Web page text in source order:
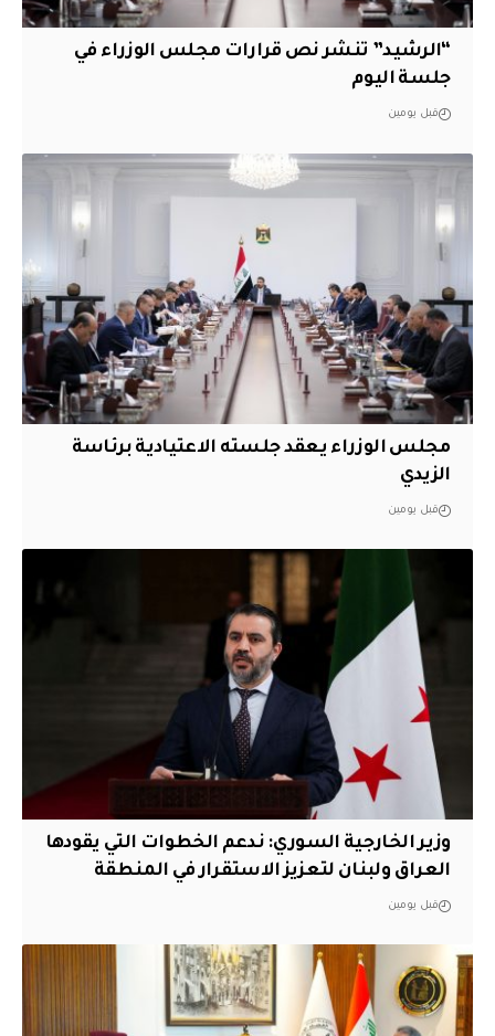
“الرشيد” تنشر نص قرارات مجلس الوزراء في
جلسة اليوم
قبل يومين
مجلس الوزراء يعقد جلسته الاعتيادية برئاسة
الزيدي
قبل يومين
وزير الخارجية السوري: ندعم الخطوات التي يقودها
العراق ولبنان لتعزيز الاستقرار في المنطقة
قبل يومين